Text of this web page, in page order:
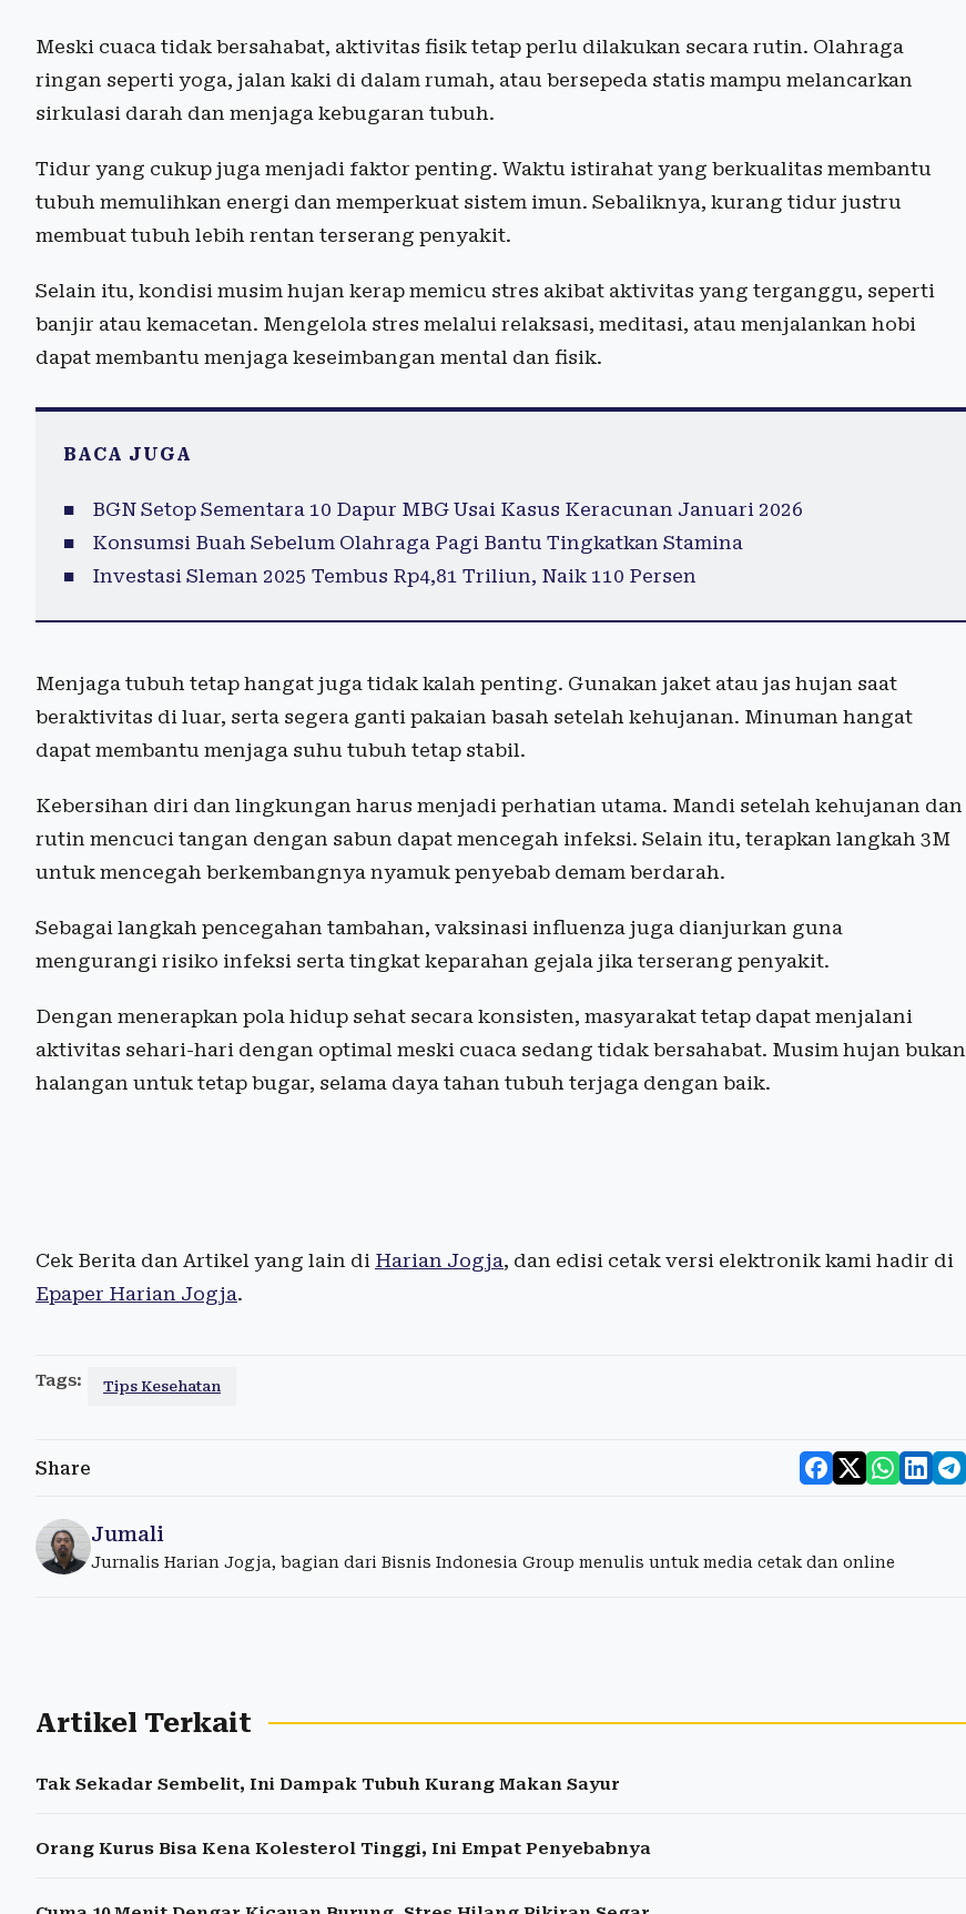
Meski cuaca tidak bersahabat, aktivitas fisik tetap perlu dilakukan secara rutin. Olahraga
ringan seperti yoga, jalan kaki di dalam rumah, atau bersepeda statis mampu melancarkan
sirkulasi darah dan menjaga kebugaran tubuh.
Tidur yang cukup juga menjadi faktor penting. Waktu istirahat yang berkualitas membantu
tubuh memulihkan energi dan memperkuat sistem imun. Sebaliknya, kurang tidur justru
membuat tubuh lebih rentan terserang penyakit.
Selain itu, kondisi musim hujan kerap memicu stres akibat aktivitas yang terganggu, seperti
banjir atau kemacetan. Mengelola stres melalui relaksasi, meditasi, atau menjalankan hobi
dapat membantu menjaga keseimbangan mental dan fisik.
BACA JUGA
BGN Setop Sementara 10 Dapur MBG Usai Kasus Keracunan Januari 2026
Konsumsi Buah Sebelum Olahraga Pagi Bantu Tingkatkan Stamina
Investasi Sleman 2025 Tembus Rp4,81 Triliun, Naik 110 Persen
Menjaga tubuh tetap hangat juga tidak kalah penting. Gunakan jaket atau jas hujan saat
beraktivitas di luar, serta segera ganti pakaian basah setelah kehujanan. Minuman hangat
dapat membantu menjaga suhu tubuh tetap stabil.
Kebersihan diri dan lingkungan harus menjadi perhatian utama. Mandi setelah kehujanan dan
rutin mencuci tangan dengan sabun dapat mencegah infeksi. Selain itu, terapkan langkah 3M
untuk mencegah berkembangnya nyamuk penyebab demam berdarah.
Sebagai langkah pencegahan tambahan, vaksinasi influenza juga dianjurkan guna
mengurangi risiko infeksi serta tingkat keparahan gejala jika terserang penyakit.
Dengan menerapkan pola hidup sehat secara konsisten, masyarakat tetap dapat menjalani
aktivitas sehari-hari dengan optimal meski cuaca sedang tidak bersahabat. Musim hujan bukan
halangan untuk tetap bugar, selama daya tahan tubuh terjaga dengan baik.
Cek Berita dan Artikel yang lain di Harian Jogja, dan edisi cetak versi elektronik kami hadir di
Epaper Harian Jogja.
Tags: Tips Kesehatan
Share
Jumali
Jurnalis Harian Jogja, bagian dari Bisnis Indonesia Group menulis untuk media cetak dan online
Artikel Terkait
Tak Sekadar Sembelit, Ini Dampak Tubuh Kurang Makan Sayur
Orang Kurus Bisa Kena Kolesterol Tinggi, Ini Empat Penyebabnya